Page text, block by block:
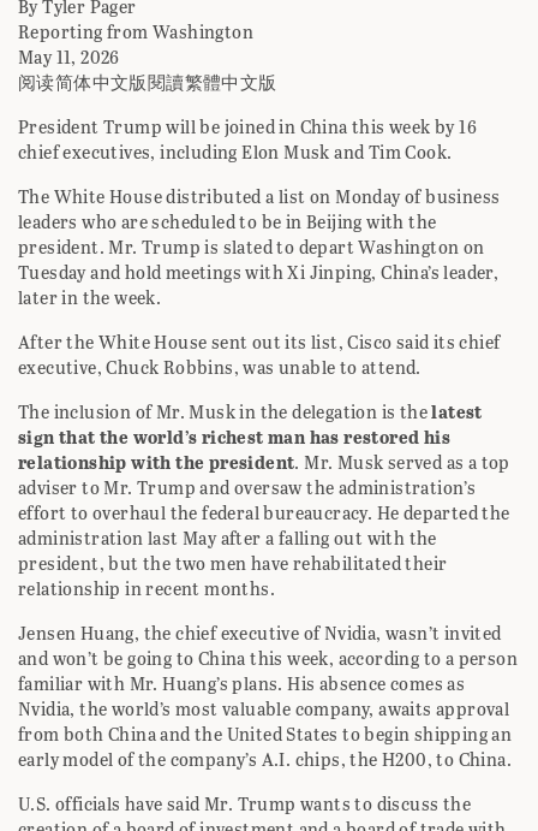
By Tyler Pager
Reporting from Washington
May 11, 2026
阅读简体中文版閱讀繁體中文版
President Trump will be joined in China this week by 16
chief executives, including Elon Musk and Tim Cook.
The White House distributed a list on Monday of business
leaders who are scheduled to be in Beijing with the
president. Mr. Trump is slated to depart Washington on
Tuesday and hold meetings with Xi Jinping, China’s leader,
later in the week.
After the White House sent out its list, Cisco said its chief
executive, Chuck Robbins, was unable to attend.
The inclusion of Mr. Musk in the delegation is thelatest
sign that the world’s richest man has restored his
relationship with the president. Mr. Musk served as a top
adviser to Mr. Trump and oversaw the administration’s
effort to overhaul the federal bureaucracy. He departed the
administration last May after a falling out with the
president, but the two men have rehabilitated their
relationship in recent months.
Jensen Huang, the chief executive of Nvidia, wasn’t invited
and won’t be going to China this week, according to a person
familiar with Mr. Huang’s plans. His absence comes as
Nvidia, the world’s most valuable company, awaits approval
from both China and the United States to begin shipping an
early model of the company’s A.I. chips, the H200, to China.
U.S. officials have said Mr. Trump wants to discuss the